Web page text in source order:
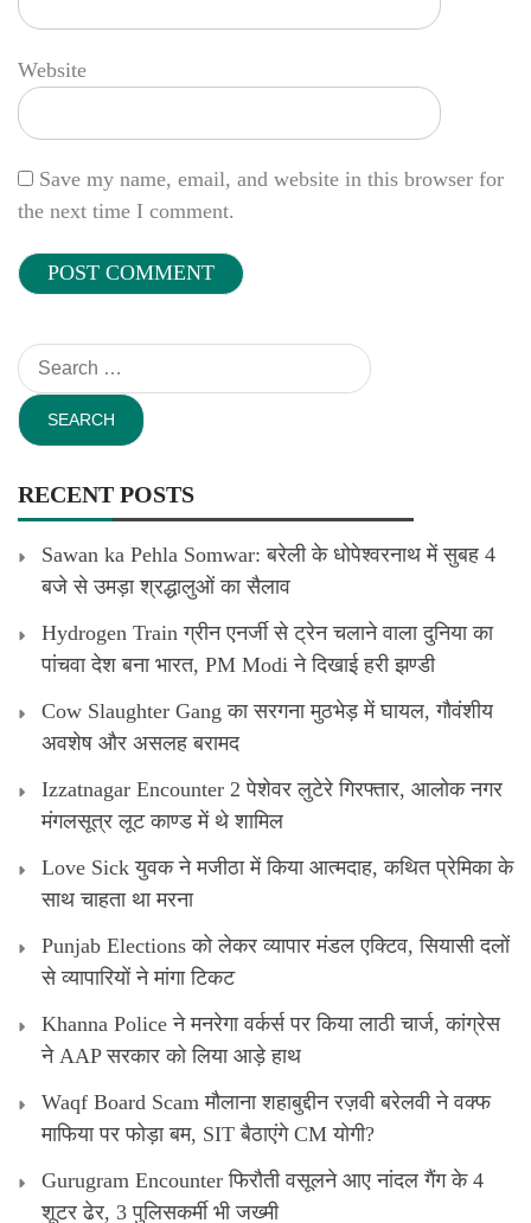
Website
Save my name, email, and website in this browser for
the next time I comment.
Search
for:
RECENT POSTS
Sawan ka Pehla Somwar: बरेली के धोपेश्वरनाथ में सुबह 4
बजे से उमड़ा श्रद्धालुओं का सैलाव
Hydrogen Train ग्रीन एनर्जी से ट्रेन चलाने वाला दुनिया का
पांचवा देश बना भारत, PM Modi ने दिखाई हरी झण्डी
Cow Slaughter Gang का सरगना मुठभेड़ में घायल, गौवंशीय
अवशेष और असलह बरामद
Izzatnagar Encounter 2 पेशेवर लुटेरे गिरफ्तार, आलोक नगर
मंगलसूत्र लूट काण्‍ड में थे शामिल
Love Sick युवक ने मजीठा में किया आत्मदाह, कथित प्रेमिका के
साथ चाहता था मरना
Punjab Elections को लेकर व्यापार मंडल एक्टिव, सियासी दलों
से व्यापारियों ने मांगा टिकट
Khanna Police ने मनरेगा वर्कर्स पर किया लाठी चार्ज, कांग्रेस
ने AAP सरकार को लिया आड़े हाथ
Waqf Board Scam मौलाना शहाबुद्दीन रज़वी बरेलवी ने वक्फ
माफिया पर फोड़ा बम, SIT बैठाएंगे CM योगी?
Gurugram Encounter फिरौती वसूलने आए नांदल गैंग के 4
शूटर ढेर, 3 पुलिसकर्मी भी जख्मी